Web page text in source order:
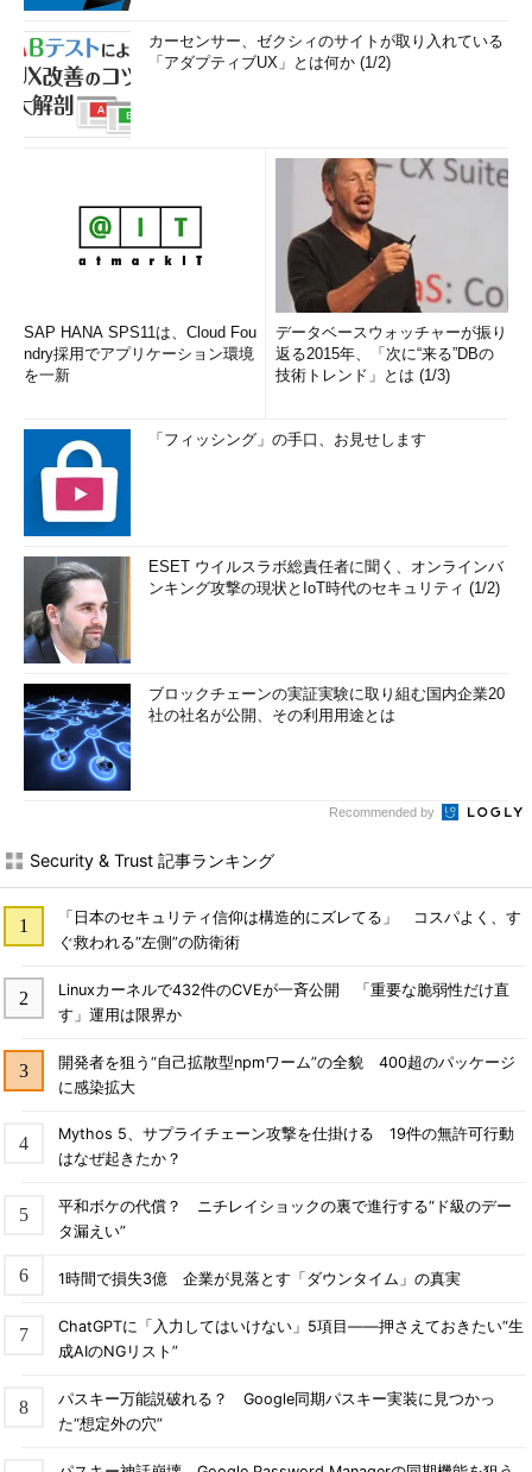
カーセンサー、ゼクシィのサイトが取り入れている
「アダプティブUX」とは何か (1/2)
SAP HANA SPS11は、Cloud Fou
ndry採用でアプリケーション環境
を一新
データベースウォッチャーが振り
返る2015年、「次に“来る”DBの
技術トレンド」とは (1/3)
「フィッシング」の手口、お見せします
ESET ウイルスラボ総責任者に聞く、オンラインバ
ンキング攻撃の現状とIoT時代のセキュリティ (1/2)
ブロックチェーンの実証実験に取り組む国内企業20
社の社名が公開、その利用用途とは
Recommended by
Security & Trust 記事ランキング
「日本のセキュリティ信仰は構造的にズレてる」 コスパよく、す
ぐ救われる“左側”の防衛術
Linuxカーネルで432件のCVEが一斉公開 「重要な脆弱性だけ直
す」運用は限界か
開発者を狙う“自己拡散型npmワーム”の全貌 400超のパッケージ
に感染拡大
Mythos 5、サプライチェーン攻撃を仕掛ける 19件の無許可行動
はなぜ起きたか？
平和ボケの代償？ ニチレイショックの裏で進行する“ド級のデー
タ漏えい”
1時間で損失3億 企業が見落とす「ダウンタイム」の真実
ChatGPTに「入力してはいけない」5項目――押さえておきたい“生
成AIのNGリスト”
パスキー万能説破れる？ Google同期パスキー実装に見つかっ
た“想定外の穴”